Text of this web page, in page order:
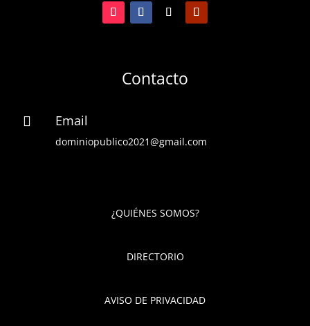
Contacto
 Email
dominiopublico2021@gmail.com
¿QUIÉNES SOMOS?
DIRECTORIO
AVISO DE PRIVACIDAD